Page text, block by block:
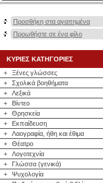
Προσθήκη στα αγαπημένα
Προωθήστε σε ένα φίλο
ΚΥΡΙΕΣ ΚΑΤΗΓΟΡΙΕΣ
+
Ξένες γλώσσες
+
Σχολικά βοηθήματα
+
Λεξικά
+
Βίντεο
+
Θρησκεία
+
Εκπαίδευση
+
Λαογραφία, ήθη και έθιμα
+
Θέατρο
+
Λογοτεχνία
+
Γλώσσα (γενικά)
+
Ψυχολογία